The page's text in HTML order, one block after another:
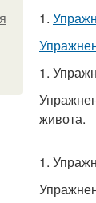
1.
1.
живота.
1.